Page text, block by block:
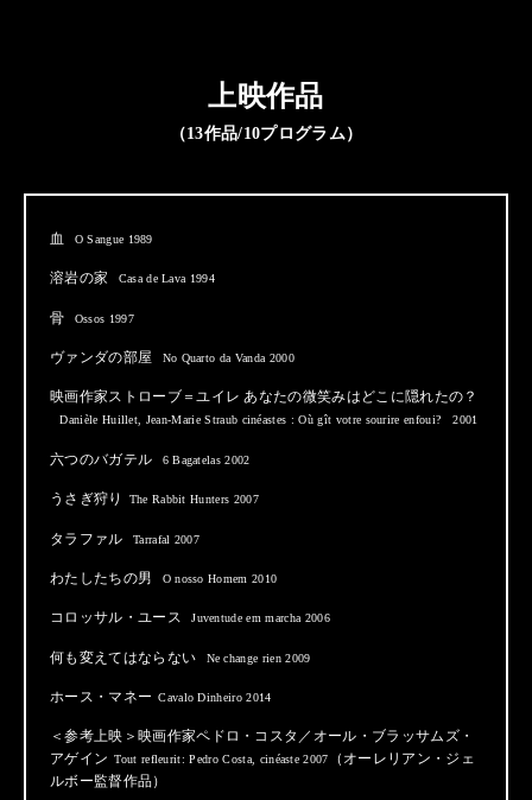
上映作品
（13作品/10プログラム）
血 O Sangue 1989
溶岩の家 Casa de Lava 1994
骨 Ossos 1997
ヴァンダの部屋 No Quarto da Vanda 2000
映画作家ストローブ＝ユイレ あなたの微笑みはどこに隠れたの？
Danièle Huillet, Jean-Marie Straub cinéastes : Où gît votre sourire enfoui? 2001
六つのバガテル 6 Bagatelas 2002
うさぎ狩り The Rabbit Hunters 2007
タラファル Tarrafal 2007
わたしたちの男 O nosso Homem 2010
コロッサル・ユース Juventude em marcha 2006
何も変えてはならない Ne change rien 2009
ホース・マネー Cavalo Dinheiro 2014
＜参考上映＞映画作家ペドロ・コスタ／オール・ブラッサムズ・
アゲイン Tout refleurit: Pedro Costa, cinéaste 2007
（オーレリアン・ジェ
ルボー監督作品）